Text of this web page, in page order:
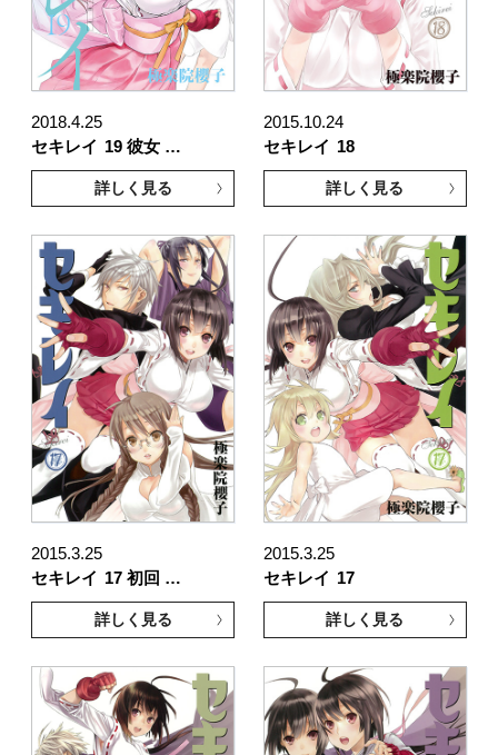
2018.4.25
セキレイ 19 彼女 …
詳しく見る
2015.10.24
セキレイ 18
詳しく見る
2015.3.25
セキレイ 17 初回 …
詳しく見る
2015.3.25
セキレイ 17
詳しく見る